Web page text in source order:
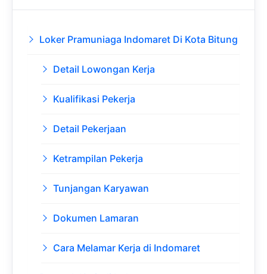
Loker Pramuniaga Indomaret Di Kota Bitung
Detail Lowongan Kerja
Kualifikasi Pekerja
Detail Pekerjaan
Ketrampilan Pekerja
Tunjangan Karyawan
Dokumen Lamaran
Cara Melamar Kerja di Indomaret